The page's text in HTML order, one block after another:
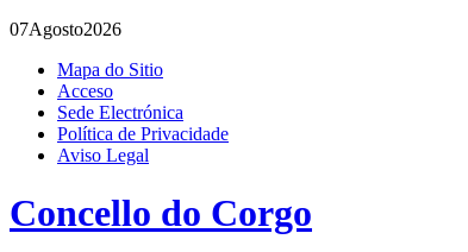
07Agosto2026
Mapa do Sitio
Acceso
Sede Electrónica
Política de Privacidade
Aviso Legal
Concello do Corgo